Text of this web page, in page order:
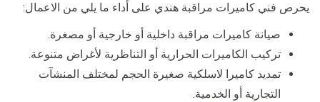
يحرص فني كاميرات مراقبة هندي على أداء ما يلي من الاعمال:
صيانة كاميرات مراقبة داخلية أو خارجية أو مصغرة.
تركيب الكاميرات الحرارية أو التناظرية لأغراض متنوعة.
تمديد كاميرا لاسلكية صغيرة الحجم لمختلف المنشآت
التجارية أو الخدمية.